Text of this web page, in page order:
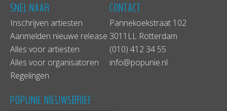
SNEL NAAR
Inschrijven artiesten
Aanmelden nieuwe release
Alles voor artiesten
Alles voor organisatoren
Regelingen
CONTACT
Pannekoekstraat 102
3011LL Rotterdam
(010) 412 34 55
info@popunie.nl
POPUNIE NIEUWSBRIEF